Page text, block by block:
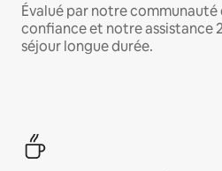
Évalué par notre communauté
confiance et notre assistance
séjour longue durée.